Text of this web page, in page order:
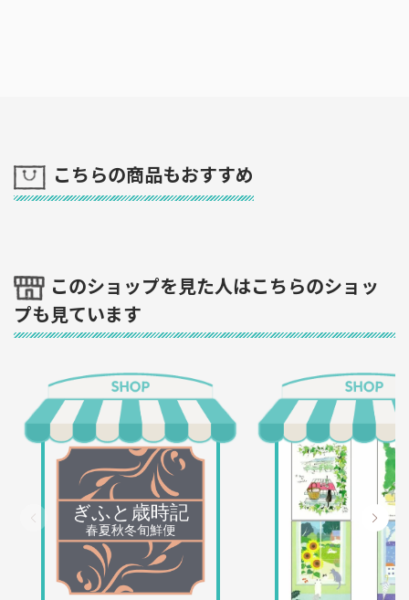
こちらの商品もおすすめ
このショップを見た人はこちらのショッ
プも見ています